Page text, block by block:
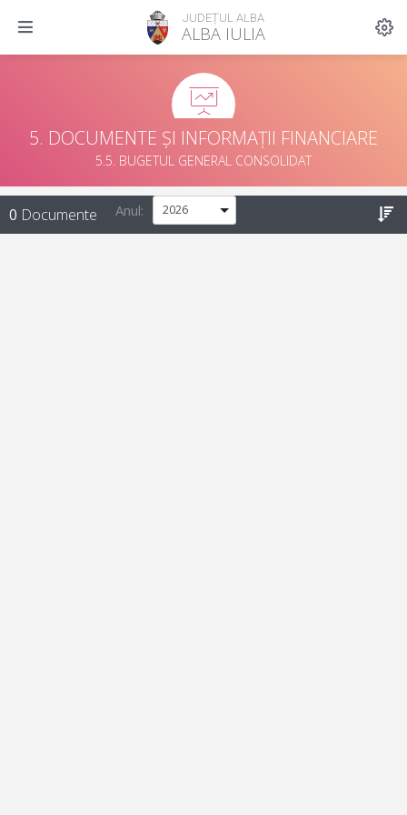
JUDEȚUL ALBA
ALBA IULIA
5. DOCUMENTE ȘI INFORMAȚII FINANCIARE
5.5. BUGETUL GENERAL CONSOLIDAT
0 Documente Anul: